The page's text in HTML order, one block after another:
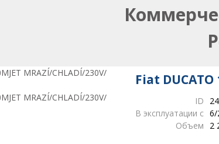
Fiat DUCATO
ID
В эксплуатации с 6/
Объем
2